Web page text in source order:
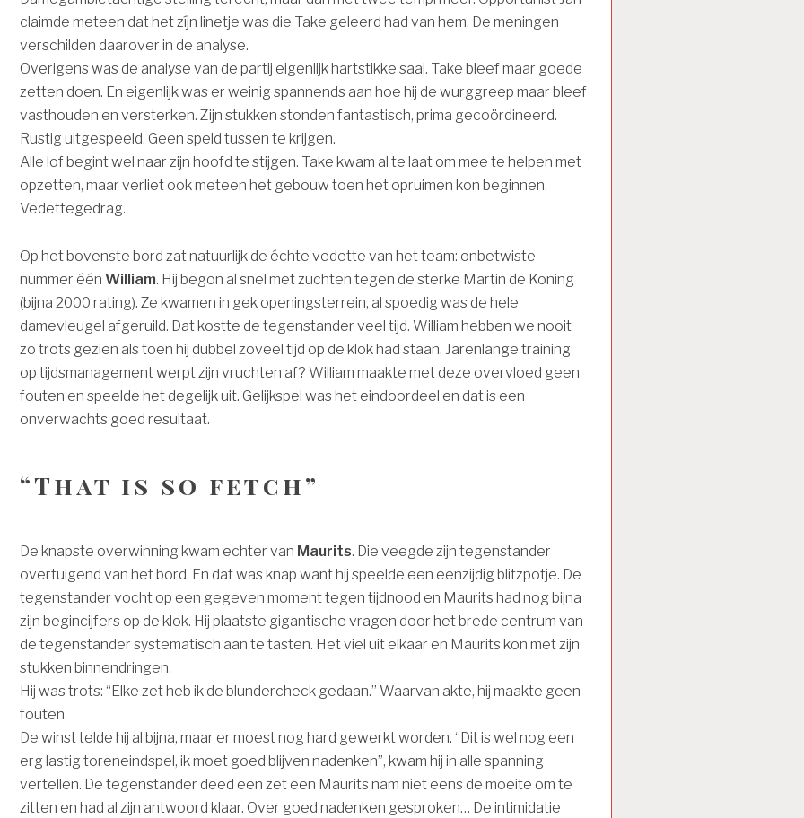
claimde meteen dat het zíjn linetje was die Take geleerd had van hem. De meningen
verschilden daarover in de analyse.
Overigens was de analyse van de partij eigenlijk hartstikke saai. Take bleef maar goede
zetten doen. En eigenlijk was er weinig spannends aan hoe hij de wurggreep maar bleef
vasthouden en versterken. Zijn stukken stonden fantastisch, prima gecoördineerd.
Rustig uitgespeeld. Geen speld tussen te krijgen.
Alle lof begint wel naar zijn hoofd te stijgen. Take kwam al te laat om mee te helpen met
opzetten, maar verliet ook meteen het gebouw toen het opruimen kon beginnen.
Vedettegedrag.
Op het bovenste bord zat natuurlijk de échte vedette van het team: onbetwiste
nummer éénWilliam. Hij begon al snel met zuchten tegen de sterke Martin de Koning
(bijna 2000 rating). Ze kwamen in gek openingsterrein, al spoedig was de hele
damevleugel afgeruild. Dat kostte de tegenstander veel tijd. William hebben we nooit
zo trots gezien als toen hij dubbel zoveel tijd op de klok had staan. Jarenlange training
op tijdsmanagement werpt zijn vruchten af? William maakte met deze overvloed geen
fouten en speelde het degelijk uit. Gelijkspel was het eindoordeel en dat is een
onverwachts goed resultaat.
“That is so fetch”
De knapste overwinning kwam echter van Maurits. Die veegde zijn tegenstander
overtuigend van het bord. En dat was knap want hij speelde een eenzijdig blitzpotje. De
tegenstander vocht op een gegeven moment tegen tijdnood en Maurits had nog bijna
zijn begincijfers op de klok. Hij plaatste gigantische vragen door het brede centrum van
de tegenstander systematisch aan te tasten. Het viel uit elkaar en Maurits kon met zijn
stukken binnendringen.
Hij was trots: “Elke zet heb ik de blundercheck gedaan.” Waarvan akte, hij maakte geen
fouten.
De winst telde hij al bijna, maar er moest nog hard gewerkt worden. “Dit is wel nog een
erg lastig toreneindspel, ik moet goed blijven nadenken”, kwam hij in alle spanning
vertellen. De tegenstander deed een zet een Maurits nam niet eens de moeite om te
zitten en had al zijn antwoord klaar. Over goed nadenken gesproken… De intimidatie